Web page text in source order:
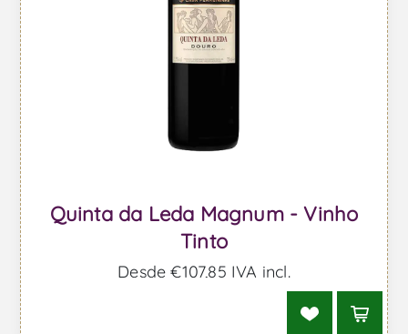
Quinta da Leda Magnum - Vinho
Tinto
Desde €107,85 IVA incl.